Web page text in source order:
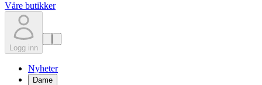
Våre butikker
Logg inn
Nyheter
Dame